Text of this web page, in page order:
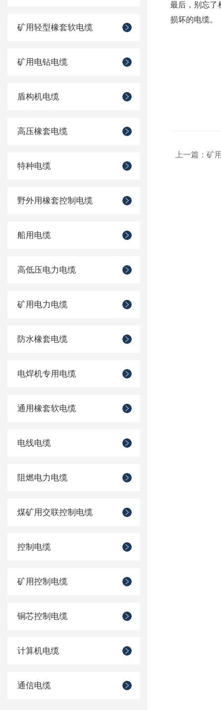
矿用轻型橡套软电缆
矿用电钻电缆
盾构机电缆
高压橡套电缆
特种电缆
野外用橡套控制电缆
船用电缆
高低压电力电缆
矿用电力电缆
防水橡套电缆
电焊机专用电缆
通用橡套软电缆
电线电缆
阻燃电力电缆
煤矿用交联控制电缆
控制电缆
矿用控制电缆
铜芯控制电缆
计算机电缆
通信电缆
最后，别忘了
损坏的电缆。
上一篇： 矿